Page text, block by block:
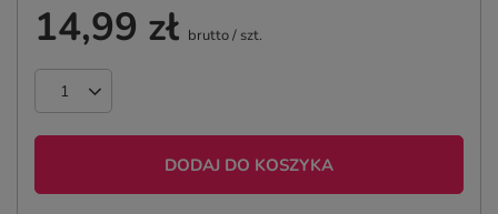
14,99 zł brutto/ szt.
DODAJ DO KOSZYKA